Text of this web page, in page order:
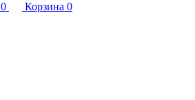
0 Корзина 0